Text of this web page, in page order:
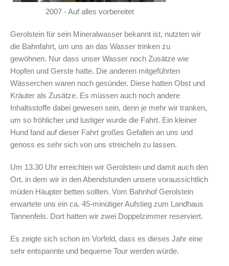
2007 - Auf alles vorbereitet
Gerolstein für sein Mineralwasser bekannt ist, nutzten wir
die Bahnfahrt, um uns an das Wasser trinken zu
gewöhnen. Nur dass unser Wasser noch Zusätze wie
Hopfen und Gerste hatte. Die anderen mitgeführten
Wässerchen waren noch gesünder. Diese hatten Obst und
Kräuter als Zusätze. Es müssen auch noch andere
Inhaltsstoffe dabei gewesen sein, denn je mehr wir tranken,
um so fröhlicher und lustiger wurde die Fahrt. Ein kleiner
Hund fand auf dieser Fahrt großes Gefallen an uns und
genoss es sehr sich von uns streicheln zu lassen.
Um 13.30 Uhr erreichten wir Gerolstein und damit auch den
Ort, in dem wir in den Abendstunden unsere voraussichtlich
müden Häupter betten sollten. Vom Bahnhof Gerolstein
erwartete uns ein ca. 45-minütiger Aufstieg zum Landhaus
Tannenfels. Dort hatten wir zwei Doppelzimmer reserviert.
Es zeigte sich schon im Vorfeld, dass es dieses Jahr eine
sehr entspannte und bequeme Tour werden würde.